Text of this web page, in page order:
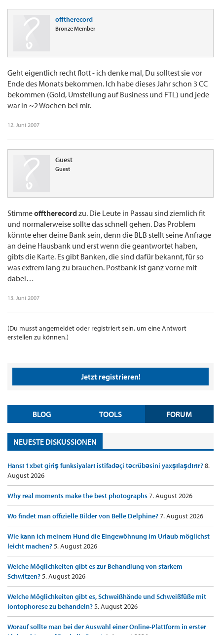
offtherecord
Bronze Member
Geht eigentlich recht flott - ich denke mal, Du solltest sie vor
Ende des Monats bekommen. Ich habe dieses Jahr schon 3 CC
bekommen (Gold, Umstellung auf Business und FTL) und jede
war in ~2 Wochen bei mir.
12. Juni 2007
Guest
Guest
Stimmeofftherecordzu. Die Leute in Passau sind ziemlich fit
und normalerweise sollte das schnell gehen. Das Problem
könnte eher deine Bank sein, denn die BLB stellt seine Anfrage
an deine Hausbank und erst wenn die geantwortet haben,
gibts die Karte. Es gibt Banken, die sind dafür bekannt, für so
was extrem lang zu brauchen. Postbank ist ganz vorne mit
dabei…
13. Juni 2007
(Du musst angemeldet oder registriert sein, um eine Antwort
erstellen zu können.)
Jetzt registrieren!
BLOG TOOLS FORUM
NEUESTE DISKUSSIONEN
Hansı 1xbet giriş funksiyaları istifadəçi təcrübəsini yaxşılaşdırır?8.
August 2026
Why real moments make the best photographs7. August 2026
Wo findet man offizielle Bilder von Belle Delphine?7. August 2026
Wie kann ich meinem Hund die Eingewöhnung im Urlaub möglichst
leicht machen?5. August 2026
Welche Möglichkeiten gibt es zur Behandlung von starkem
Schwitzen?5. August 2026
Welche Möglichkeiten gibt es, Schweißhände und Schweißfüße mit
Iontophorese zu behandeln?5. August 2026
Worauf sollte man bei der Auswahl einer Online-Plattform in erster